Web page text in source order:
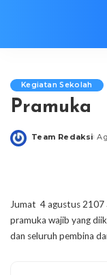
Kegiatan Sekolah
Pramuka
Posted
Team Redaksi
Jumat 4 agustus 2107
pramuka wajib yang
dan seluruh pembina